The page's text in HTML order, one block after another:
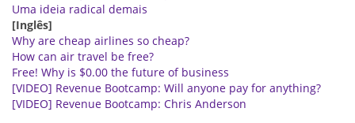
Uma ideia radical demais
[Inglês]
Why are cheap airlines so cheap?
How can air travel be free?
Free! Why is $0.00 the future of business
[VIDEO] Revenue Bootcamp: Will anyone pay for anything?
[VIDEO] Revenue Bootcamp: Chris Anderson